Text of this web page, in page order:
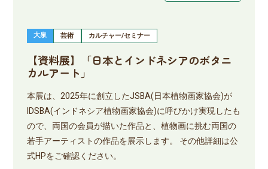
大泉 芸術 カルチャー/セミナー
【資料展】「日本とインドネシアのボタニ
カルアート」
本展は、2025年に創立したJSBA(日本植物画家協会)が
IDSBA(インドネシア植物画家協会)に呼びかけ実現したも
ので、両国の会員が描いた作品と、植物画に挑む両国の
若手アーティストの作品を展示します。 その他詳細は公
式HPをご確認ください。